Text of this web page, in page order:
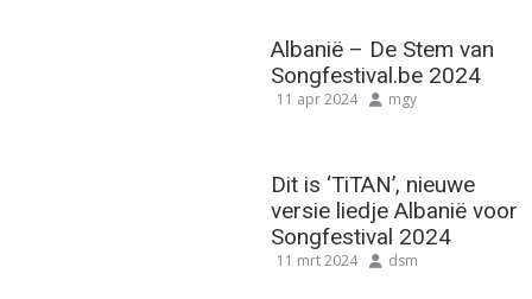
Albanië – De Stem van
Songfestival.be 2024
11 apr 2024 mgy
Dit is ‘TiTAN’, nieuwe
versie liedje Albanië voor
Songfestival 2024
11 mrt 2024 dsm